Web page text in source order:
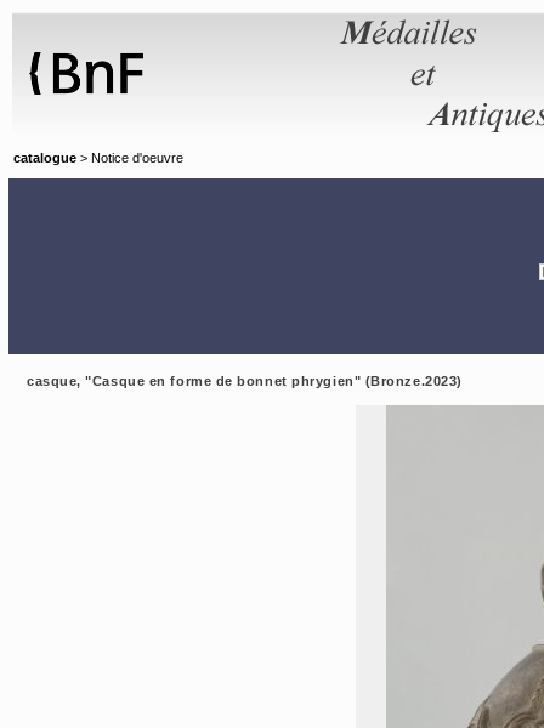
catalogue > Notice d'oeuvre
casque, "Casque en forme de bonnet phrygien" (Bronze.2023)